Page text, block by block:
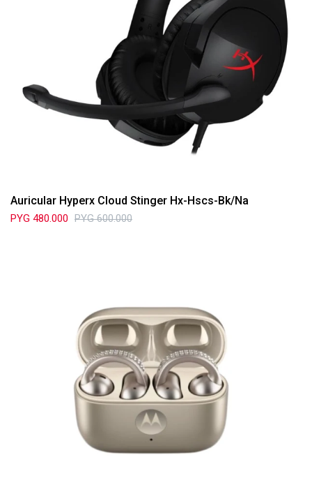
Auricular Hyperx Cloud Stinger Hx-Hscs-Bk/Na
PYG 480.000 PYG 600.000